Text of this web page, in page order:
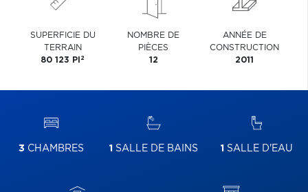
SUPERFICIE DU
TERRAIN
80 123 PI 2
NOMBRE DE
PIÈCES
12
ANNÉE DE
CONSTRUCTION
2011
3 CHAMBRES 1 SALLE DE BAINS 1 SALLE D'EAU